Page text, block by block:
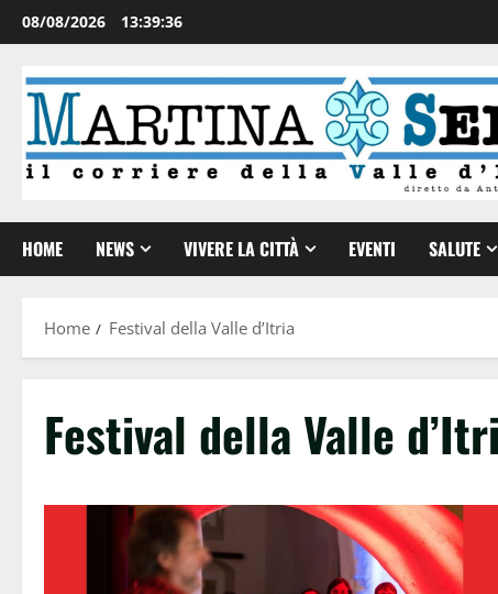
08/08/2026 13:39:36
HOME NEWS VIVERE LA CITTÀ EVENTI SALUTE
Home Festival della Valle d’Itria
Festival della Valle